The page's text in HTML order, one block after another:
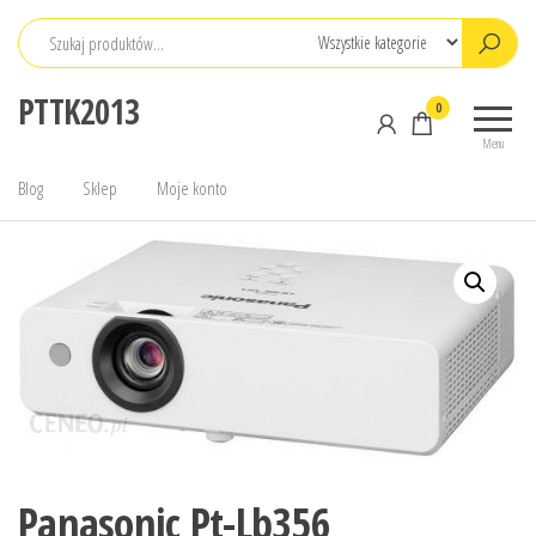
Przejdź
PTTK2013
Menu
0
Blog Sklep Moje konto
Panasonic Pt-Lb356